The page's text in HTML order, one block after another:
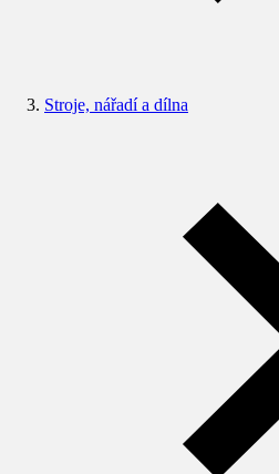
Stroje, nářadí a dílna